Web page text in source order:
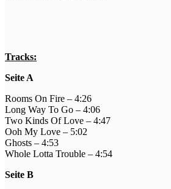
Tracks:
Seite A
Rooms On Fire – 4:26
Long Way To Go – 4:06
Two Kinds Of Love – 4:47
Ooh My Love – 5:02
Ghosts – 4:53
Whole Lotta Trouble – 4:54
Seite B